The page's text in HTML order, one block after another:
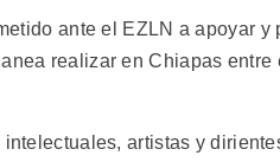
ante el EZLN a apoyar y
realizar en Chiapas entre
artistas y